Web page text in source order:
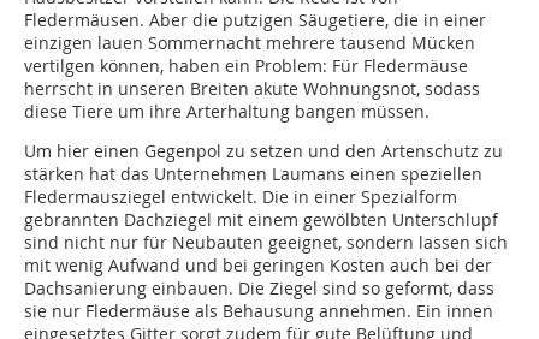
Fledermäusen. Aber die putzigen Säugetiere, die in einer
einzigen lauen Sommernacht mehrere tausend Mücken
vertilgen können, haben ein Problem: Für Fledermäuse
herrscht in unseren Breiten akute Wohnungsnot, sodass
diese Tiere um ihre Arterhaltung bangen müssen.
Um hier einen Gegenpol zu setzen und den Artenschutz zu
stärken hat das Unternehmen Laumans einen speziellen
Fledermausziegel entwickelt. Die in einer Spezialform
gebrannten Dachziegel mit einem gewölbten Unterschlupf
sind nicht nur für Neubauten geeignet, sondern lassen sich
mit wenig Aufwand und bei geringen Kosten auch bei der
Dachsanierung einbauen. Die Ziegel sind so geformt, dass
sie nur Fledermäuse als Behausung annehmen. Ein innen
eingesetztes Gitter sorgt zudem für gute Belüftung und